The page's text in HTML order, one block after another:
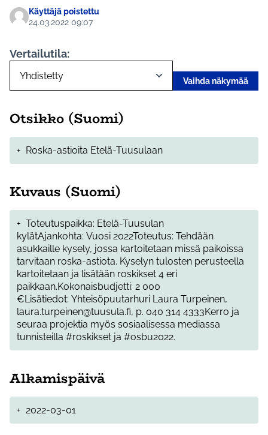
Käyttäjä poistettu
24.03.2022 09:07
Vertailutila:
Vaihda näkymää
Otsikko (Suomi)
+ Roska-astioita Etelä-Tuusulaan
Kuvaus (Suomi)
+ Toteutuspaikka: Etelä-Tuusulan
kylätAjankohta: Vuosi 2022Toteutus: Tehdään
asukkaille kysely, jossa kartoitetaan missä paikoissa
tarvitaan roska-astiota. Kyselyn tulosten perusteella
kartoitetaan ja lisätään roskikset 4 eri
paikkaan.Kokonaisbudjetti: 2 000
€Lisätiedot: Yhteisöpuutarhuri Laura Turpeinen,
laura.turpeinen@tuusula.fi, p. 040 314 4333Kerro ja
seuraa projektia myös sosiaalisessa mediassa
tunnisteilla #roskikset ja #osbu2022.
Alkamispäivä
+ 2022-03-01